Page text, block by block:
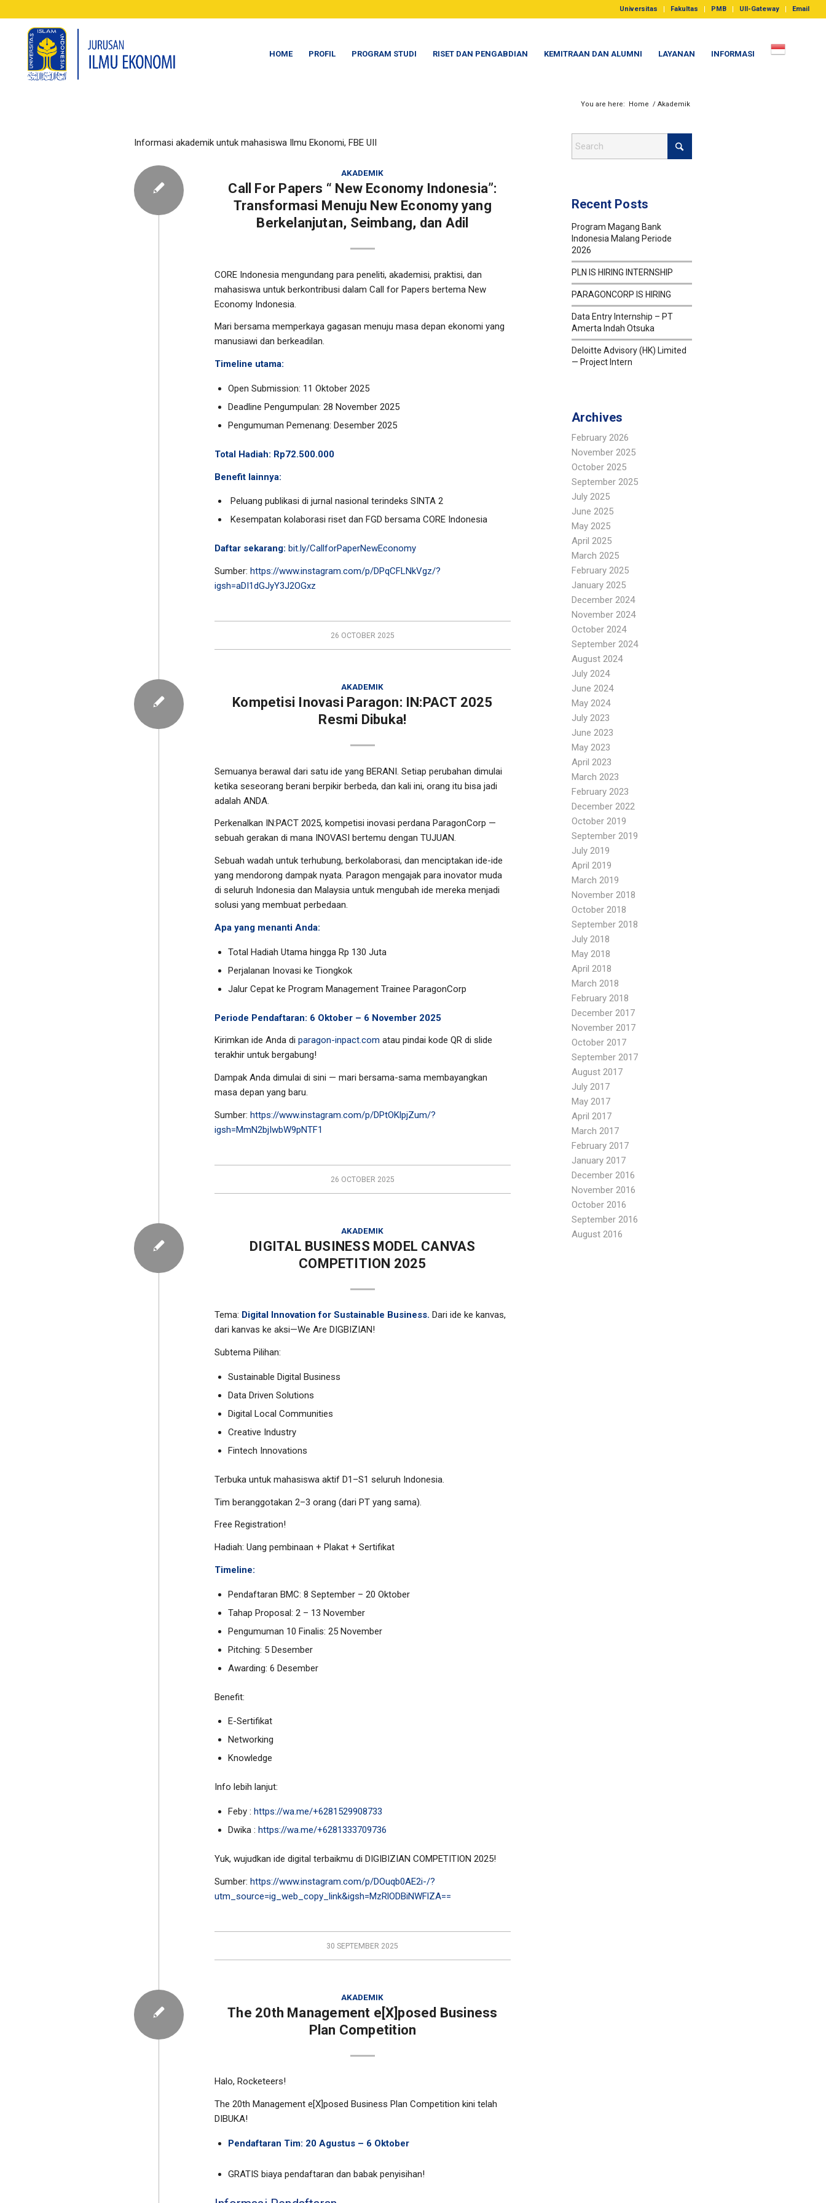
Universitas Fakultas PMB UII-Gateway Email
HOME PROFIL PROGRAM STUDI RISET DAN PENGABDIAN KEMITRAAN DAN ALUMNI LAYANAN INFORMASI
You are here: Home / Akademik
Informasi akademik untuk mahasiswa Ilmu Ekonomi, FBE UII
AKADEMIK
Call For Papers “ New Economy Indonesia”:
Transformasi Menuju New Economy yang
Berkelanjutan, Seimbang, dan Adil
CORE Indonesia mengundang para peneliti, akademisi, praktisi, dan
mahasiswa untuk berkontribusi dalam Call for Papers bertema New
Economy Indonesia.
Mari bersama memperkaya gagasan menuju masa depan ekonomi yang
manusiawi dan berkeadilan.
Timeline utama:
Open Submission: 11 Oktober 2025
Deadline Pengumpulan: 28 November 2025
⁠Pengumuman Pemenang: Desember 2025
Total Hadiah: Rp72.500.000
Benefit lainnya:
⁠ Peluang publikasi di jurnal nasional terindeks SINTA 2
⁠ Kesempatan kolaborasi riset dan FGD bersama CORE Indonesia
Daftar sekarang: bit.ly/CallforPaperNewEconomy
Sumber: https://www.instagram.com/p/DPqCFLNkVgz/?
igsh=aDI1dGJyY3J2OGxz
26 OCTOBER 2025
AKADEMIK
Kompetisi Inovasi Paragon: IN:PACT 2025
Resmi Dibuka!
Semuanya berawal dari satu ide yang BERANI. Setiap perubahan dimulai
ketika seseorang berani berpikir berbeda, dan kali ini, orang itu bisa jadi
adalah ANDA.
Perkenalkan IN:PACT 2025, kompetisi inovasi perdana ParagonCorp —
sebuah gerakan di mana INOVASI bertemu dengan TUJUAN.
Sebuah wadah untuk terhubung, berkolaborasi, dan menciptakan ide-ide
yang mendorong dampak nyata. Paragon mengajak para inovator muda
di seluruh Indonesia dan Malaysia untuk mengubah ide mereka menjadi
solusi yang membuat perbedaan.
Apa yang menanti Anda:
Total Hadiah Utama hingga Rp 130 Juta
Perjalanan Inovasi ke Tiongkok
Jalur Cepat ke Program Management Trainee ParagonCorp
Periode Pendaftaran: 6 Oktober – 6 November 2025
Kirimkan ide Anda di paragon-inpact.com atau pindai kode QR di slide
terakhir untuk bergabung!
Dampak Anda dimulai di sini — mari bersama-sama membayangkan
masa depan yang baru.
Sumber: https://www.instagram.com/p/DPtOKlpjZum/?
igsh=MmN2bjIwbW9pNTF1
26 OCTOBER 2025
AKADEMIK
DIGITAL BUSINESS MODEL CANVAS
COMPETITION 2025
Tema: Digital Innovation for Sustainable Business. Dari ide ke kanvas,
dari kanvas ke aksi—We Are DIGBIZIAN!
Subtema Pilihan:
Sustainable Digital Business
Data Driven Solutions
Digital Local Communities
Creative Industry
Fintech Innovations
Terbuka untuk mahasiswa aktif D1–S1 seluruh Indonesia.
Tim beranggotakan 2–3 orang (dari PT yang sama).
Free Registration!
Hadiah: Uang pembinaan + Plakat + Sertifikat
Timeline:
Pendaftaran BMC: 8 September – 20 Oktober
Tahap Proposal: 2 – 13 November
Pengumuman 10 Finalis: 25 November
Pitching: 5 Desember
Awarding: 6 Desember
Benefit:
E-Sertifikat
Networking
Knowledge
Info lebih lanjut:
Feby : https://wa.me/+6281529908733
Dwika : https://wa.me/+6281333709736
Yuk, wujudkan ide digital terbaikmu di DIGIBIZIAN COMPETITION 2025!
Sumber: https://www.instagram.com/p/DOuqb0AE2i-/?
utm_source=ig_web_copy_link&igsh=MzRlODBiNWFlZA==
30 SEPTEMBER 2025
AKADEMIK
The 20th Management e[X]posed Business
Plan Competition
Halo, Rocketeers!
The 20th Management e[X]posed Business Plan Competition kini telah
DIBUKA!
Pendaftaran Tim: 20 Agustus – 6 Oktober
GRATIS biaya pendaftaran dan babak penyisihan!
Recent Posts
Program Magang Bank
Indonesia Malang Periode
2026
PLN IS HIRING INTERNSHIP
PARAGONCORP IS HIRING
Data Entry Internship – PT
Amerta Indah Otsuka
Deloitte Advisory (HK) Limited
— Project Intern
Archives
February 2026
November 2025
October 2025
September 2025
July 2025
June 2025
May 2025
April 2025
March 2025
February 2025
January 2025
December 2024
November 2024
October 2024
September 2024
August 2024
July 2024
June 2024
May 2024
July 2023
June 2023
May 2023
April 2023
March 2023
February 2023
December 2022
October 2019
September 2019
July 2019
April 2019
March 2019
November 2018
October 2018
September 2018
July 2018
May 2018
April 2018
March 2018
February 2018
December 2017
November 2017
October 2017
September 2017
August 2017
July 2017
May 2017
April 2017
March 2017
February 2017
January 2017
December 2016
November 2016
October 2016
September 2016
August 2016